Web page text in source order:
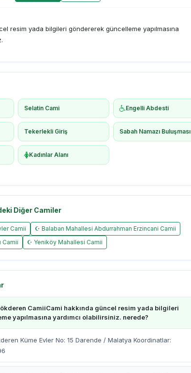
resim yada bilgileri göndererek güncelleme yapılmasına
Selatin Cami Engelli Abdesti
Tekerlekli Giriş Sabah Namazı Buluşması
Kadınlar Alanı
Diğer Camiler
Camii
☪ Balaban Mahallesi Abdurrahman Erzincani Camii
Camii
☪ Yeniköy Mahallesi Camii
CamiiCami hakkında güncel resim yada bilgileri
yapılmasına yardımcı olabilirsiniz. nerede?
Küme Evler No: 15 Darende / Malatya Koordinatlar: